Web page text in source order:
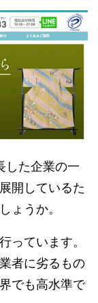
した企業の一
開しているた
ょうか。
っています。
者に劣るもの
でも高水準で